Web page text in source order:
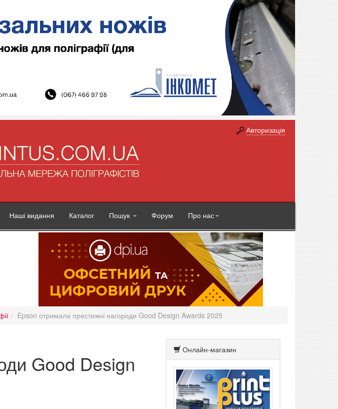
Авторизація
Наші видання Каталог Пошук Форум Про нас
Epson отримала престижні нагороди Good Design Awards 2025
Good Design
Онлайн-магазин